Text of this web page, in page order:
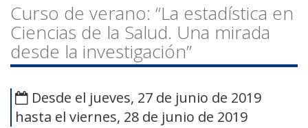
Curso de verano: “La estadística en
Ciencias de la Salud. Una mirada
desde la investigación”
Desde el jueves, 27 de junio de 2019
hasta el viernes, 28 de junio de 2019